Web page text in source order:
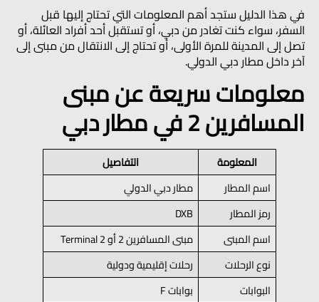
في هذا الدليل ستجد أهم المعلومات التي تحتاج إليها قبل
السفر، سواء كنت تغادر من دبي، أو تستقبل أحد أفراد العائلة، أو
تصل إلى المدينة للمرة الأولى، أو تحتاج إلى الانتقال من مبنى إلى
آخر داخل مطار دبي الدولي.
معلومات سريعة عن مبنى
المسافرين 2 في مطار دبي
المعلومة
التفاصيل
اسم المطار
مطار دبي الدولي
رمز المطار
DXB
اسم المبنى
مبنى المسافرين 2 أو Terminal 2
نوع الرحلات
رحلات إقليمية ودولية
البوابات
بوابات F